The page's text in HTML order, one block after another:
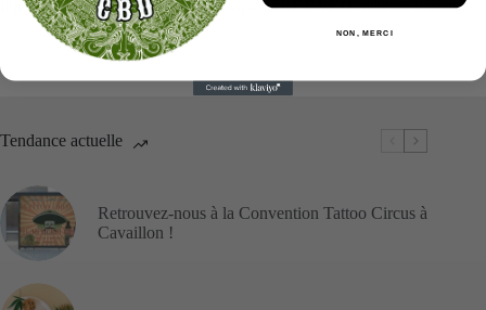
liquide de vapeau CBDde la marqueGREENEO,détente garantie !
Tendance actuelle
Retrouvez-nous à la Convention Tattoo Circus à
Cavaillon !
NON, MERCI